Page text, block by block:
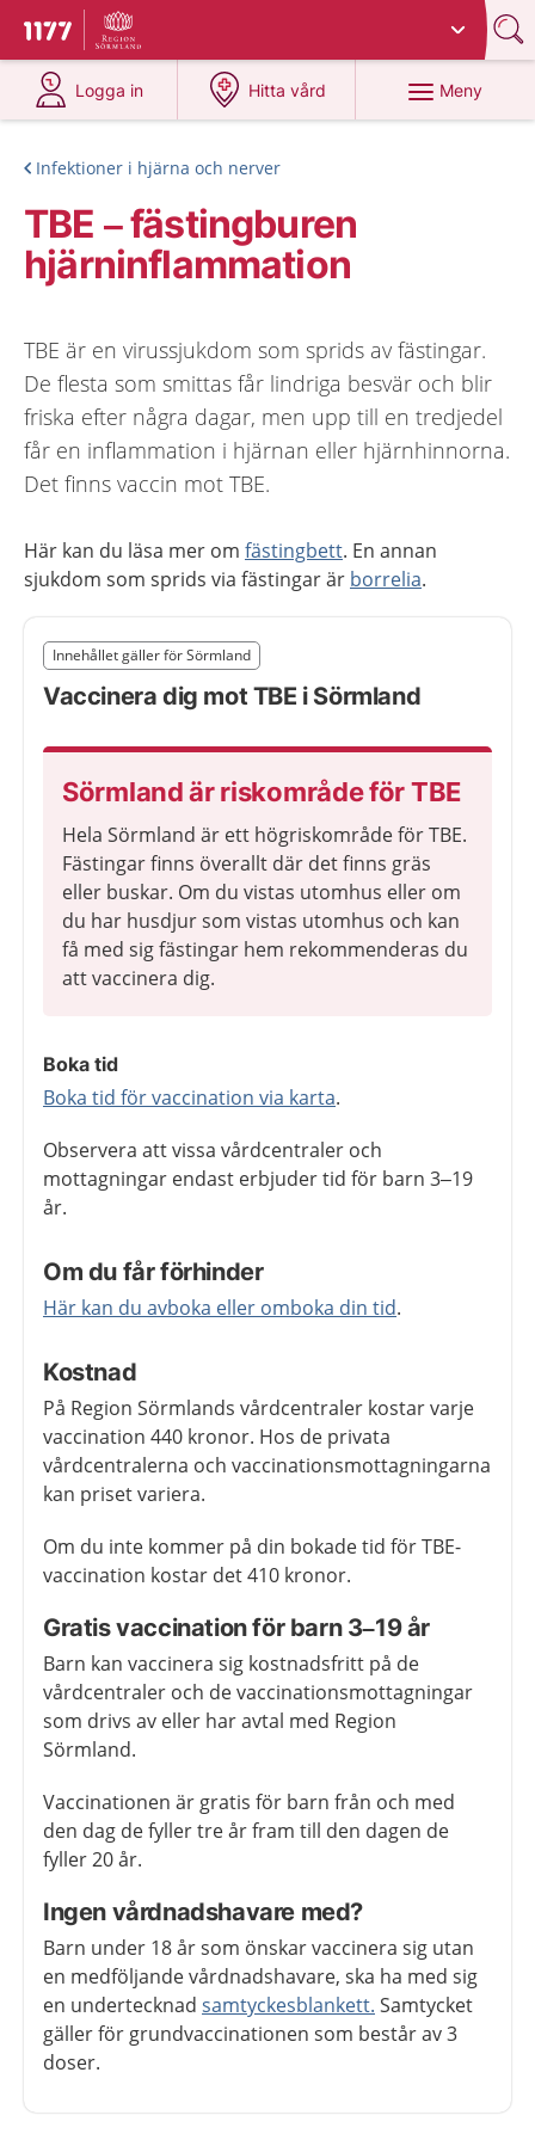
Till startsidan för 1177
Du har valt region
Logga in
på 1177.se
Hitta vård
på 1177.se
Meny
Infektioner i hjärna och nerver
TBE – fästingburen
hjärninflammation
TBE är en virussjukdom som sprids av fästingar.
De flesta som smittas får lindriga besvär och blir
friska efter några dagar, men upp till en tredjedel
får en inflammation i hjärnan eller hjärnhinnorna.
Det finns vaccin mot TBE.
Här kan du läsa mer om fästingbett. En annan
sjukdom som sprids via fästingar är borrelia.
Nedan innehåll gäller region Sörmland
Innehållet gäller för Sörmland
Vaccinera dig mot TBE i Sörmland
Sörmland är riskområde för TBE
Hela Sörmland är ett högriskområde för TBE.
Fästingar finns överallt där det finns gräs
eller buskar. Om du vistas utomhus eller om
du har husdjur som vistas utomhus och kan
få med sig fästingar hem rekommenderas du
att vaccinera dig.
Boka tid
Boka tid för vaccination via karta.
Observera att vissa vårdcentraler och
mottagningar endast erbjuder tid för barn 3–19
år.
Om du får förhinder
Här kan du avboka eller omboka din tid.
Kostnad
På Region Sörmlands vårdcentraler kostar varje
vaccination 440 kronor. Hos de privata
vårdcentralerna och vaccinationsmottagningarna
kan priset variera.
Om du inte kommer på din bokade tid för TBE-
vaccination kostar det 410 kronor.
Gratis vaccination för barn 3–19 år
Barn kan vaccinera sig kostnadsfritt på de
vårdcentraler och de vaccinationsmottagningar
som drivs av eller har avtal med Region
Sörmland.
Vaccinationen är gratis för barn från och med
den dag de fyller tre år fram till den dagen de
fyller 20 år.
Ingen vårdnadshavare med?
Barn under 18 år som önskar vaccinera sig utan
en medföljande vårdnadshavare, ska ha med sig
en undertecknad samtyckesblankett. Samtycket
gäller för grundvaccinationen som består av 3
doser.
Slut på det regionala tillägget från region Sörmland